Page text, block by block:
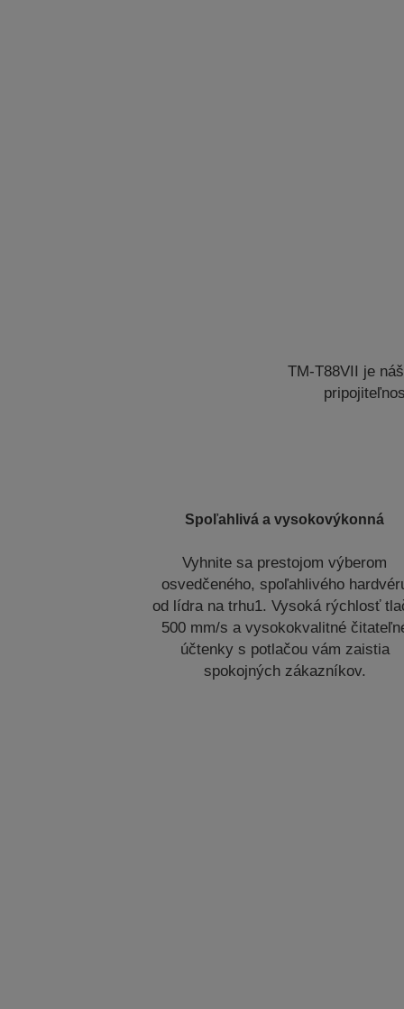
TM-T88VII je
Spoľahlivá a vysokovýkonná
Vyhnite sa prestojom výberom
osvedčeného, spoľahlivého
od lídra na trhu1. Vysoká rýchlosť
500 mm/s a vysokokvalitné
účtenky s potlačou vám zaistia
spokojných zákazníkov.